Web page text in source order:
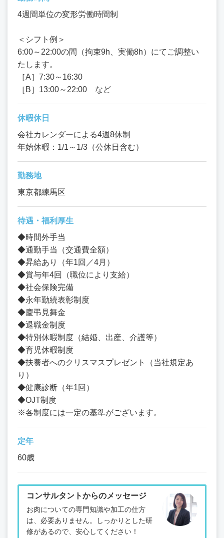
4週間単位の変形労働時間制
＜シフト例＞
6:00～22:00の間（拘束9h、実働8h）にてご調整い
たします。
［A］7:30～16:30
［B］13:00～22:00 など
休暇休日
会社カレンダーによる4週8休制
年始休暇：1/1～1/3（公休日含む）
勤務地
東京都練馬区
待遇・福利厚生
◆時間外手当
◆通勤手当（交通費全額）
◆昇給あり（年1回／4月）
◆賞与年4回（職位により支給）
◆社会保険完備
◆永年勤続表彰制度
◆慶弔見舞金
◆退職金制度
◆特別休暇制度（結婚、出産、介護等）
◆育児休暇制度
◆扶養者へのクリスマスプレゼント（当社規定あ
り）
◆健康診断（年1回）
◆OJT制度
※各制度には一定の基準がございます。
定年
60歳
コンサルタントからのメッセージ
お肉についての専門知識や加工の仕方
は、必要ありません。しっかりとした研
修があるので、安心してください！